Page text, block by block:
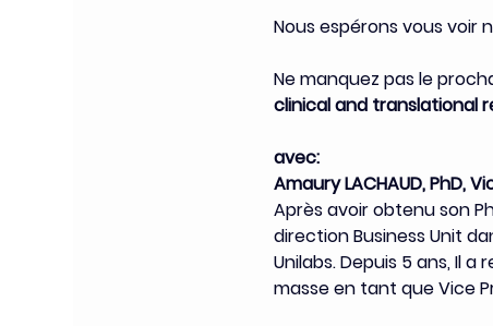
Nous espérons vous voir
Ne manquez pas le
clinical and translational
avec:
Amaury LACHAUD, PhD,
Après avoir obtenu son
direction Business Unit
Unilabs. Depuis 5 ans, Il
masse en tant que Vice